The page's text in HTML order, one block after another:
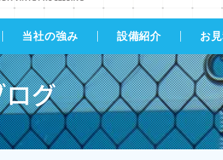
当社の強み 設備紹介 お
グ